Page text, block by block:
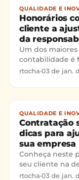
QUALIDADE E
Honorários
cliente a
da
Um dos
contabilidade é
contábeis
rtocha·03 de jan.
QUALIDADE E
Contratação
dicas para
sua empresa
Conheça neste
seu cliente na
escritório
rtocha·03 de jan.